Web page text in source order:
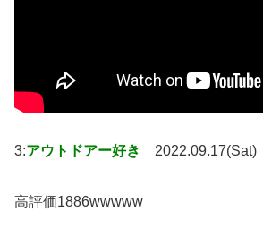
3:アウトドアー好き 2022.09.17(Sat)
高評価1886wwwww